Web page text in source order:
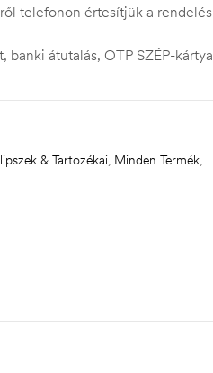
telefonon értesítjük a rendelés
banki átutalás, OTP SZÉP-kártya
& Tartozékai, Minden Termék,